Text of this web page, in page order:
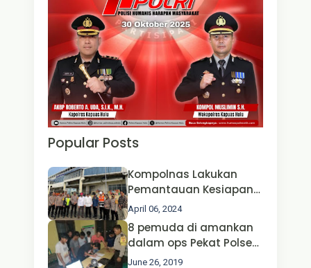
Popular Posts
Kompolnas Lakukan
Pemantauan Kesiapan
Operasi Ketupat 2024 di
Polda Jatim Bersama
Kapolri dan Menteri
Perhubungan
April 06, 2024
8 pemuda di amankan
dalam ops Pekat Polsek
Jongkong
June 26, 2019